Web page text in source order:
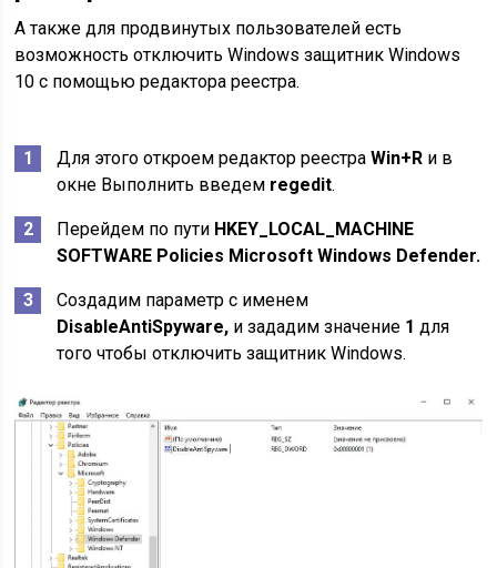
А также для продвинутых пользователей есть
возможность отключить Windows защитник Windows
10 с помощью редактора реестра.
Для этого откроем редактор реестраWin+R и в
окне Выполнить введем regedit.
Перейдем по пути HKEY_LOCAL_MACHINE
SOFTWARE Policies Microsoft Windows Defender.
Создадим параметр с именем
DisableAntiSpyware, и зададим значение 1 для
того чтобы отключить защитник Windows.